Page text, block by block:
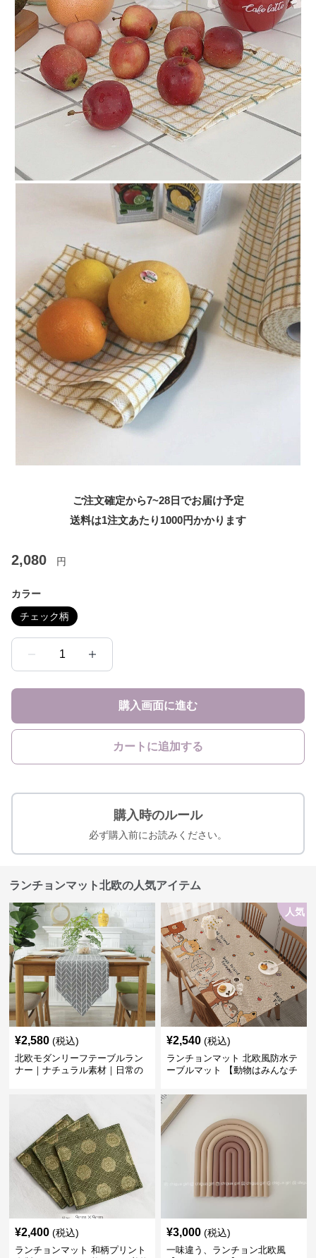
ご注文確定から7~28日でお届け予定
送料は1注文あたり 1000円かかります
2,080 円
カラー
チェック柄
1
購入画面に進む
カートに追加する
購入時のルール
必ず購入前にお読みください。
ランチョンマット北欧の人気アイテム
¥2,580 (税込)
北欧モダンリーフテーブルラン
ナー｜ナチュラル素材｜日常の
人気
¥2,540 (税込)
ランチョンマット 北欧風防水テ
ーブルマット 【動物はみんなチ
¥2,400 (税込)
ランチョンマット 和柄プリント
¥3,000 (税込)
一味違う、ランチョン北欧風